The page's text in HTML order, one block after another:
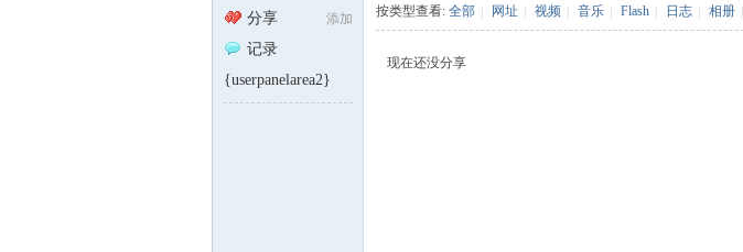
添加
分享
记录
{userpanelarea2}
按类型查看: 全部 网址 视频 音乐 Flash 日志 相册
现在还没分享